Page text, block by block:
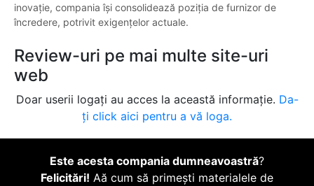
inovație, compania își consolidează poziția de furnizor de
încredere, potrivit exigențelor actuale.
Review-uri pe mai multe site-uri
web
Doar userii logați au acces la această informație. Da-
ți click aici pentru a vă loga.
Este acesta compania dumneavoastră?
Felicitări! Aă cum să primești materialele de